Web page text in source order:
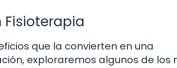
que la convierten en una
exploraremos algunos de los